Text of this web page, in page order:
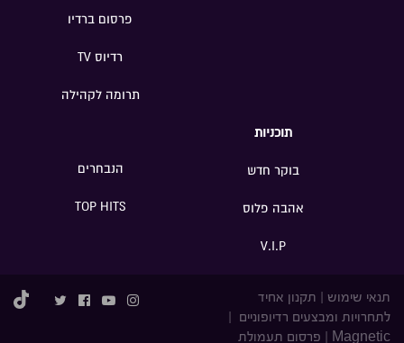
פרסום ברדיו
רדיוס TV
תרומה לקהילה
תוכניות
בוקר חדש
אהבה פלוס
V.I.P
הנבחרים
TOP HITS
תנאי שימוש
תקנון אחיד
לתחרויות ומבצעים רדיופוניים
Magnetic
פרסום תעמולת